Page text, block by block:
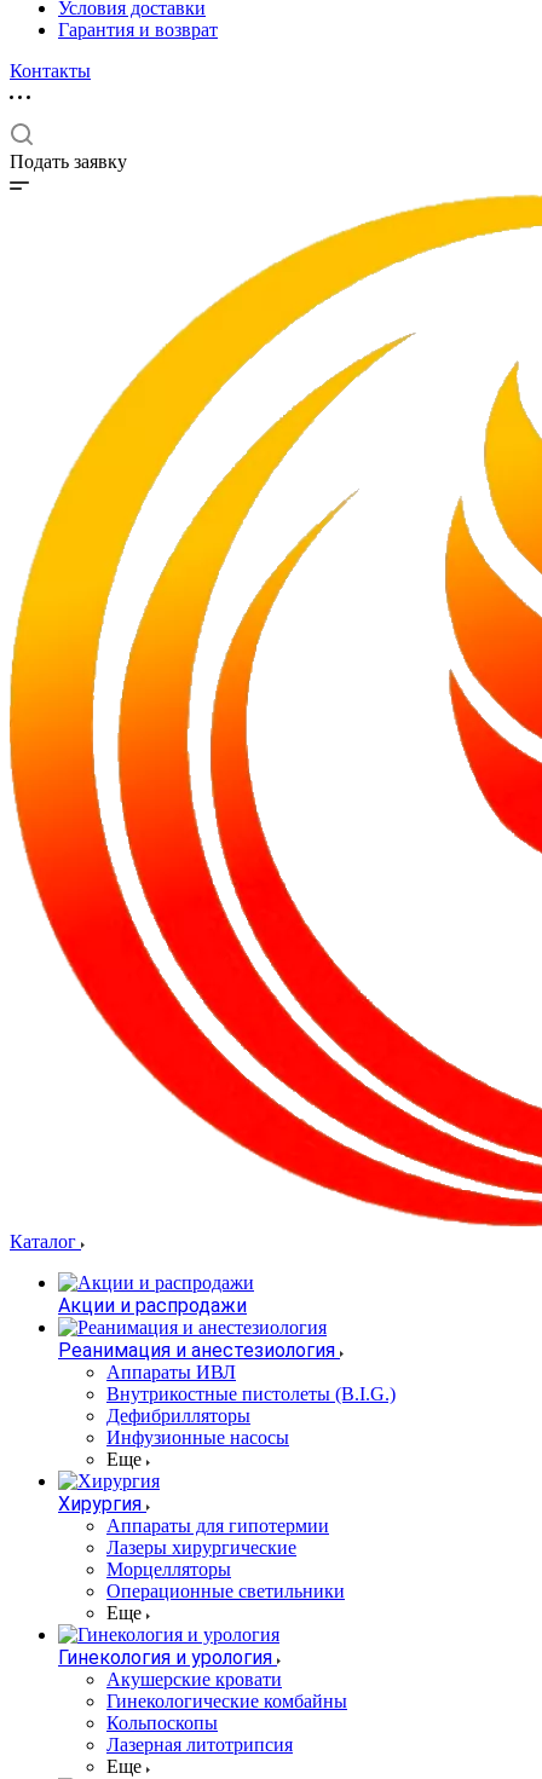
Условия доставки
Гарантия и возврат
Контакты
Подать заявку
Каталог
Акции и распродажи
Реанимация и анестезиология
Аппараты ИВЛ
Внутрикостные пистолеты (B.I.G.)
Дефибрилляторы
Инфузионные насосы
Еще
Хирургия
Аппараты для гипотермии
Лазеры хирургические
Морцелляторы
Операционные светильники
Еще
Гинекология и урология
Акушерские кровати
Гинекологические комбайны
Кольпоскопы
Лазерная литотрипсия
Еще